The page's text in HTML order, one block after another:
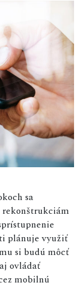
sa
rekonštrukciám
plánuje využiť
si budú môcť
ovládať
mobilnú